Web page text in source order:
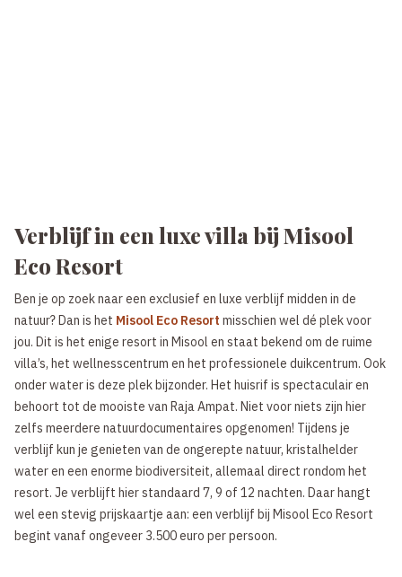
Verblijf in een luxe villa bij Misool
Eco Resort
Ben je op zoek naar een exclusief en luxe verblijf midden in de
natuur? Dan is het Misool Eco Resort misschien wel dé plek voor
jou. Dit is het enige resort in Misool en staat bekend om de ruime
villa’s, het wellnesscentrum en het professionele duikcentrum. Ook
onder water is deze plek bijzonder. Het huisrif is spectaculair en
behoort tot de mooiste van Raja Ampat. Niet voor niets zijn hier
zelfs meerdere natuurdocumentaires opgenomen! Tijdens je
verblijf kun je genieten van de ongerepte natuur, kristalhelder
water en een enorme biodiversiteit, allemaal direct rondom het
resort. Je verblijft hier standaard 7, 9 of 12 nachten. Daar hangt
wel een stevig prijskaartje aan: een verblijf bij Misool Eco Resort
begint vanaf ongeveer 3.500 euro per persoon.